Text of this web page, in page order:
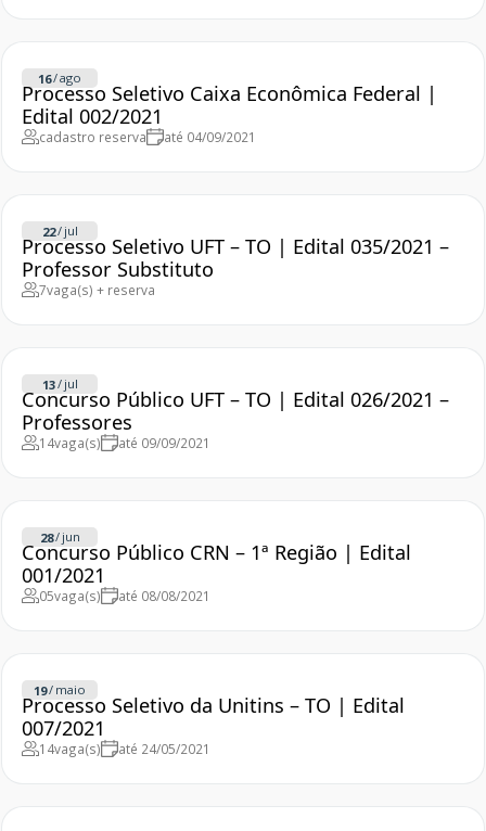
16/ago
Processo Seletivo Caixa Econômica Federal |
Edital 002/2021
cadastro reserva até 04/09/2021
22/ jul
Processo Seletivo UFT – TO | Edital 035/2021 –
Professor Substituto
7vaga(s) + reserva
13/ jul
Concurso Público UFT – TO | Edital 026/2021 –
Professores
14vaga(s) até 09/09/2021
28/ jun
Concurso Público CRN – 1ª Região | Edital
001/2021
05vaga(s) até 08/08/2021
19/ maio
Processo Seletivo da Unitins – TO | Edital
007/2021
14vaga(s) até 24/05/2021